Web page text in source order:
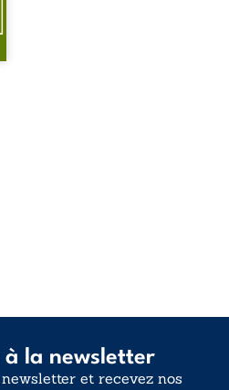
à la newsletter
et recevez nos